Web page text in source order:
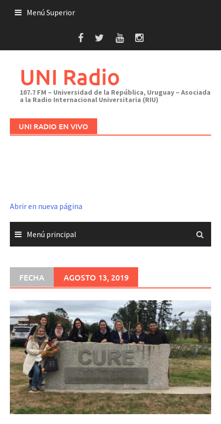
Menú Superior
UNI Radio
107.7 FM – Universidad de la República, Uruguay – Asociada
a la Radio Internacional Universitaria (RIU)
UNI RADIO EN VIVO
Abrir en nueva página
Menú principal
FECHA AGOSTO 13, 2019